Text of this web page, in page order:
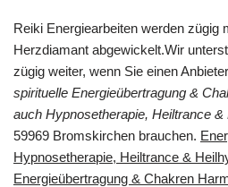
Reiki Energiearbeiten werden zügig
Herzdiamant abgewickelt.Wir
zügig weiter, wenn Sie einen
spirituelle Energieübertragung &
auch Hypnosetherapie, Heiltrance &
59969 Bromskirchen brauchen.
Hypnosetherapie, Heiltrance &
Energieübertragung & Chakren